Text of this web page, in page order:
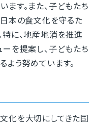
す。また、子どもたち
日本の食文化を守るた
に、地産地消を推進
を提案し、子どもたち
う努めています。
化を大切にしてきた国